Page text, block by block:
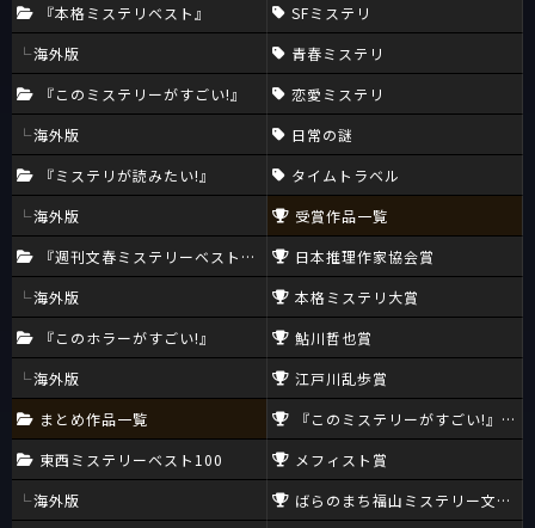
『本格ミステリベスト』
海外版
『このミステリーがすごい!』
海外版
『ミステリが読みたい!』
海外版
『週刊文春ミステリーベスト10』
海外版
『このホラーがすごい!』
海外版
まとめ作品一覧
東西ミステリーベスト100
海外版
SFミステリ
青春ミステリ
恋愛ミステリ
日常の謎
タイムトラベル
受賞作品一覧
日本推理作家協会賞
本格ミステリ大賞
鮎川哲也賞
江戸川乱歩賞
『このミステリーがすごい!』大賞
メフィスト賞
ばらのまち福山ミステリー文学新